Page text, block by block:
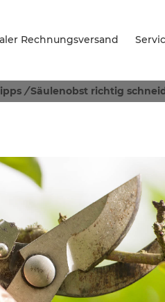
Rechnungsversand
/ Säulenobst richtig